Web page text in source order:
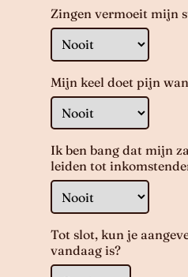
Zingen vermoeit mijn
Mijn keel doet pijn
Ik ben bang dat mijn
leiden tot
Tot slot, kun je
vandaag is?